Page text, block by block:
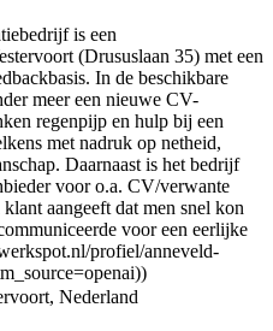
is een
(Drususlaan 35) met een
In de beschikbare
meer een nieuwe CV-
regenpijp en hulp bij een
met nadruk op netheid,
Daarnaast is het bedrijf
voor o.a. CV/verwante
aangeeft dat men snel kon
voor een eerlijke
profiel/anneveld-
Nederland